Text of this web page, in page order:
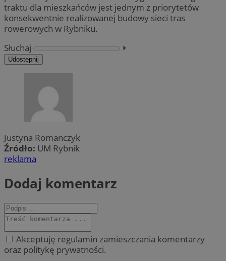
traktu dla mieszkańców jest jednym z priorytetów
konsekwentnie realizowanej budowy sieci tras
rowerowych w Rybniku.
Słuchaj
⏵︎
Udostępnij
Justyna Romanczyk
Źródło: UM Rybnik
reklama
Dodaj komentarz
Akceptuję regulamin zamieszczania komentarzy
oraz politykę prywatności.